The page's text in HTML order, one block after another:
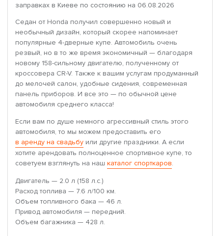
заправках в Киеве по состоянию на 06.08.2026
Седан от Honda получил совершенно новый и
необычный дизайн, который скорее напоминает
популярные 4-дверные купе. Автомобиль очень
резвый, но в то же время экономичный — благодаря
новому 158-сильному двигателю, полученному от
кроссовера CR-V. Также к вашим услугам продуманный
до мелочей салон, удобные сидения, современная
панель приборов. И все это — по обычной цене
автомобиля среднего класса!
Если вам по душе немного агрессивный стиль этого
автомобиля, то мы можем предоставить его
в аренду на свадьбу или другие праздники. А если
хотите арендовать полноценное спортивное купе, то
советуем взглянуть на наш каталог спорткаров.
Двигатель — 2.0 л (158 л.с.)
Расход топлива — 7.6 л/100 км.
Объем топливного бака — 46 л.
Привод автомобиля — передний.
Объем багажника — 428 л.